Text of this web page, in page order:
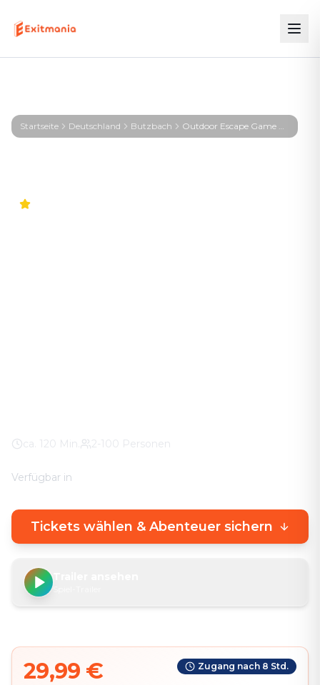
Startseite Deutschland Butzbach Outdoor Escape Game Butzbach – First Profiler - Butzbach
ca. 120 Min. 2-100 Personen
Verfügbar in
Tickets wählen & Abenteuer sichern
29,99 € Zugang nach 8 Std.